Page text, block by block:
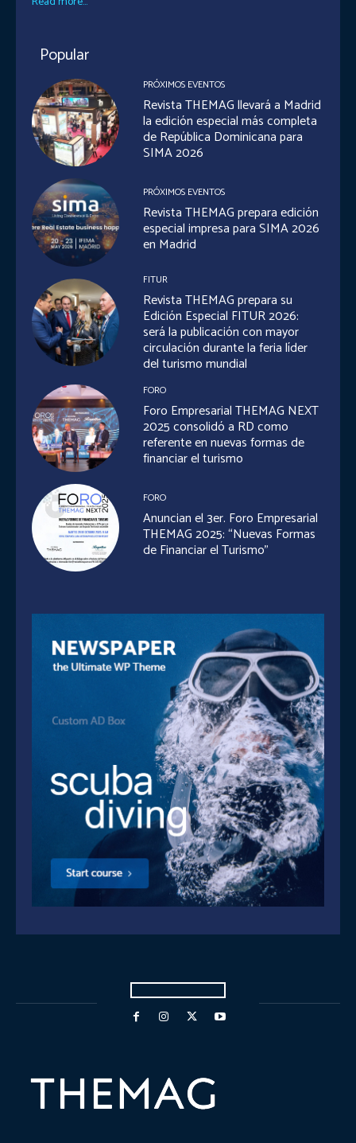
Popular
PRÓXIMOS EVENTOS
Revista THEMAG llevará a Madrid
la edición especial más completa
de República Dominicana para
SIMA 2026
PRÓXIMOS EVENTOS
Revista THEMAG prepara edición
especial impresa para SIMA 2026
en Madrid
FITUR
Revista THEMAG prepara su
Edición Especial FITUR 2026:
será la publicación con mayor
circulación durante la feria líder
del turismo mundial
FORO
Foro Empresarial THEMAG NEXT
2025 consolidó a RD como
referente en nuevas formas de
financiar el turismo
FORO
Anuncian el 3er. Foro Empresarial
THEMAG 2025: “Nuevas Formas
de Financiar el Turismo”